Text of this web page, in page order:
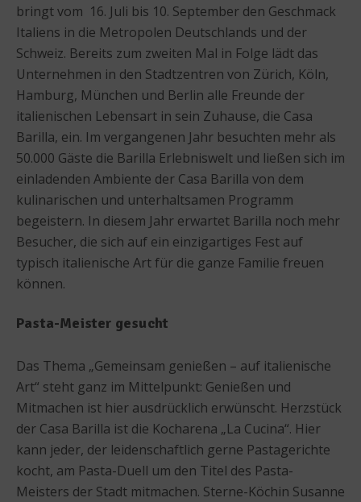
bringt vom 16. Juli bis 10. September den Geschmack
Italiens in die Metropolen Deutschlands und der
Schweiz. Bereits zum zweiten Mal in Folge lädt das
Unternehmen in den Stadtzentren von Zürich, Köln,
Hamburg, München und Berlin alle Freunde der
italienischen Lebensart in sein Zuhause, die Casa
Barilla, ein. Im vergangenen Jahr besuchten mehr als
50.000 Gäste die Barilla Erlebniswelt und ließen sich im
einladenden Ambiente der Casa Barilla von dem
kulinarischen und unterhaltsamen Programm
begeistern. In diesem Jahr erwartet Barilla noch mehr
Besucher, die sich auf ein einzigartiges Fest auf
typisch italienische Art für die ganze Familie freuen
können.
Pasta-Meister gesucht
Das Thema „Gemeinsam genießen – auf italienische
Art“ steht ganz im Mittelpunkt: Genießen und
Mitmachen ist hier ausdrücklich erwünscht. Herzstück
der Casa Barilla ist die Kocharena „La Cucina“. Hier
kann jeder, der leidenschaftlich gerne Pastagerichte
kocht, am Pasta-Duell um den Titel des Pasta-
Meisters der Stadt mitmachen. Sterne-Köchin Susanne